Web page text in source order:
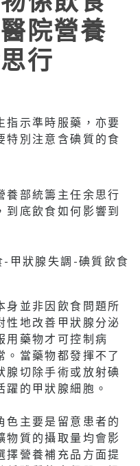
院營養
行
指示準時服藥，亦要
特別注意含碘質的食
養部統籌主任余思行
到底飲食如何影響到
身並非因飲食問題所
性地改善甲狀腺分泌
用藥物才可控制病
。當藥物都發揮不了
腺切除手術或放射碘
的甲狀腺細胞。
色主要是留意患者的
物質的攝取量均會影
擇營養補充品方面提